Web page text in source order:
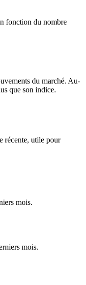
fonction du nombre
du marché. Au-
que son indice.
récente, utile pour
mois.
mois.